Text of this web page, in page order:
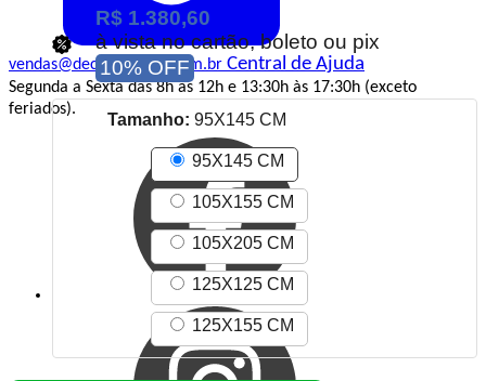
vendas@decorepronto.com.br Central de Ajuda
Segunda a Sexta das 8h às 12h e 13:30h às 17:30h (exceto
feriados).
R$ 1.380,60
à vista no cartão, boleto ou pix
10% OFF
Tamanho: 95X145 CM
95X145 CM
105X155 CM
105X205 CM
125X125 CM
125X155 CM